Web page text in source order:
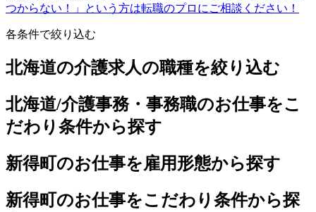
つからない！」という方は転職のプロにご相談ください！
各条件で絞り込む
北海道の介護求人の職種を絞り込む
北海道/介護事務・事務職のお仕事をこ
だわり条件から探す
新得町のお仕事を雇用形態から探す
新得町のお仕事をこだわり条件から探